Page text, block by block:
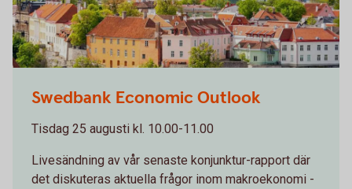
Swedbank Economic Outlook
Tisdag 25 augusti kl. 10.00-11.00
Livesändning av vår senaste konjunktur-rapport där
det diskuteras aktuella frågor inom makroekonomi -